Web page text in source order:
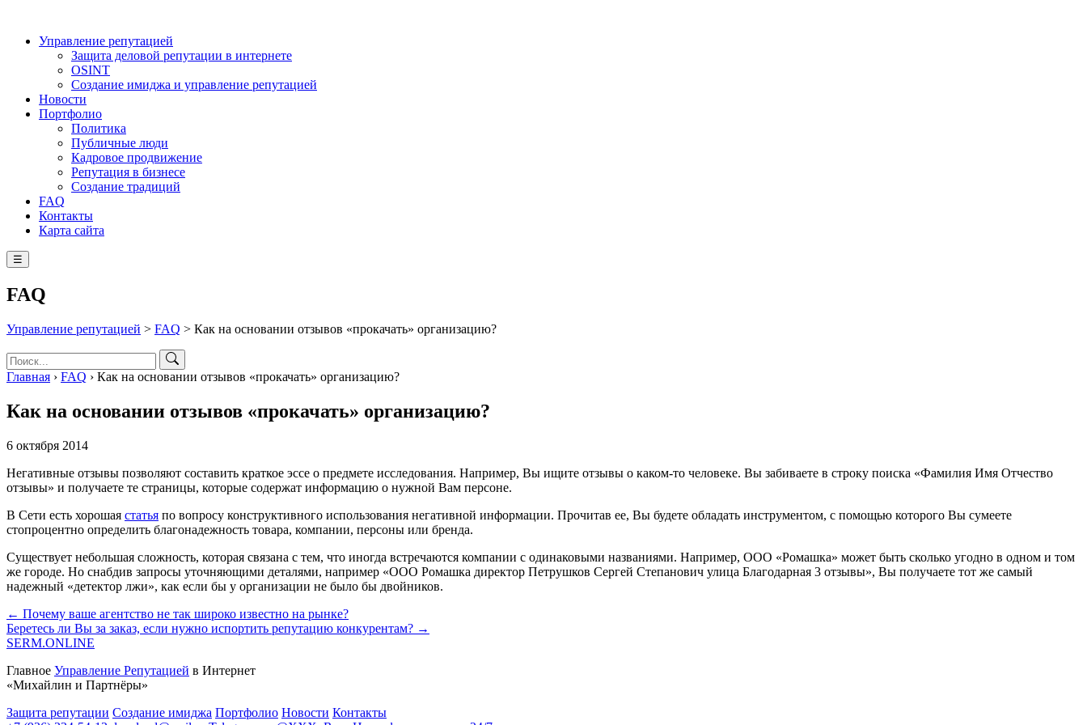
Управление репутацией
Защита деловой репутации в интернете
OSINT
Создание имиджа и управление репутацией
Новости
Портфолио
Политика
Публичные люди
Кадровое продвижение
Репутация в бизнесе
Создание традиций
FAQ
Контакты
Карта сайта
☰
FAQ
Управление репутацией > FAQ > Как на основании отзывов «прокачать» организацию?
Главная › FAQ › Как на основании отзывов «прокачать» организацию?
Как на основании отзывов «прокачать» организацию?
6 октября 2014
Негативные отзывы позволяют составить краткое эссе о предмете исследования. Например, Вы ищите отзывы о каком-то человеке. Вы забиваете в строку поиска «Фамилия Имя Отчество
отзывы» и получаете те страницы, которые содержат информацию о нужной Вам персоне.
В Сети есть хорошая статья по вопросу конструктивного использования негативной информации. Прочитав ее, Вы будете обладать инструментом, с помощью которого Вы сумеете
стопроцентно определить благонадежность товара, компании, персоны или бренда.
Существует небольшая сложность, которая связана с тем, что иногда встречаются компании с одинаковыми названиями. Например, ООО «Ромашка» может быть сколько угодно в одном и том
же городе. Но снабдив запросы уточняющими деталями, например «ООО Ромашка директор Петрушков Сергей Степанович улица Благодарная 3 отзывы», Вы получаете тот же самый
надежный «детектор лжи», как если бы у организации не было бы двойников.
← Почему ваше агентство не так широко известно на рынке?
Беретесь ли Вы за заказ, если нужно испортить репутацию конкурентам? →
SERM.ONLINE
Главное Управление Репутацией в Интернет
«Михайлин и Партнёры»
Защита репутации Создание имиджа Портфолио Новости Контакты